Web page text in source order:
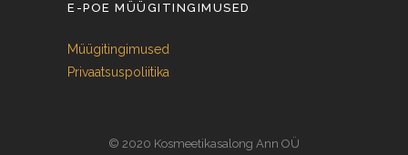
E-POE MÜÜGITINGIMUSED
Müügitingimused
Privaatsuspoliitika
© 2020 Kosmeetikasalong Ann OÜ